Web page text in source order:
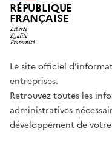
RÉPUBLIQUE
FRANÇAISE
Le site officiel
entreprises.
Retrouvez toutes les
administratives
développement de